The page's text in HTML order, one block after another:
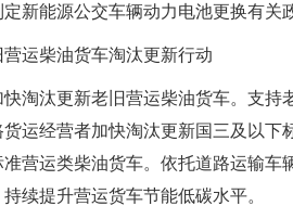
新能源公交车辆动力电池更换有关
营运柴油货车淘汰更新行动
快淘汰更新老旧营运柴油货车。支持
运经营者加快淘汰更新国三及以下
营运类柴油货车。依托道路运输车
续提升营运货车节能低碳水平。